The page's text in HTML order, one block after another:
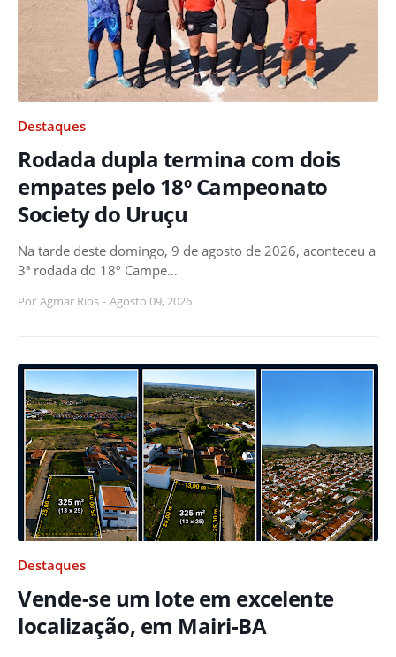
Destaques
Rodada dupla termina com dois
empates pelo 18º Campeonato
Society do Uruçu
Na tarde deste domingo, 9 de agosto de 2026, aconteceu a
3ª rodada do 18º Campe…
Por Agmar Rios - Agosto 09, 2026
Destaques
Vende-se um lote em excelente
localização, em Mairi-BA